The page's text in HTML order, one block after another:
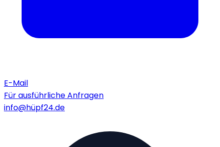
E-Mail
Für ausführliche Anfragen
info@hüpf24.de